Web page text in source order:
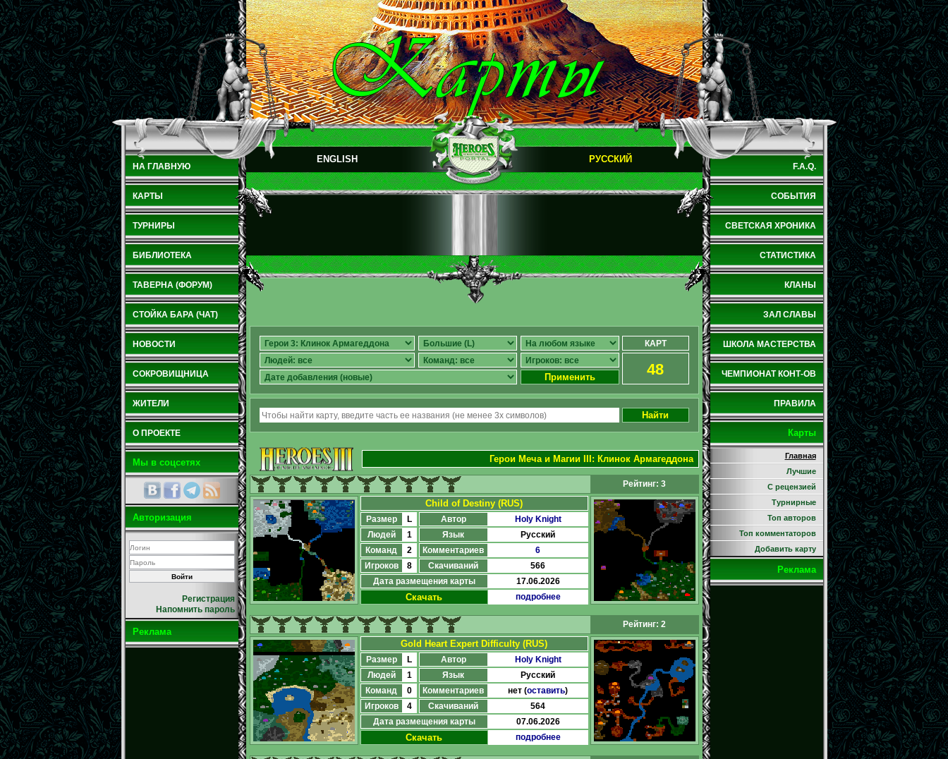
НА ГЛАВНУЮ
КАРТЫ
ТУРНИРЫ
БИБЛИОТЕКА
ТАВЕРНА (ФОРУМ)
СТОЙКА БАРА (ЧАТ)
НОВОСТИ
СОКРОВИЩНИЦА
ЖИТЕЛИ
О ПРОЕКТЕ
Мы в соцсетях
Авторизация
Регистрация
Напомнить пароль
Реклама
ENGLISH РУССКИЙ
Применить
КАРТ
48
Найти
Герои Меча и Магии III : Клинок Армагеддона
Рейтинг: 3
Child of Destiny (RUS)
Размер L Автор
Holy Knight
Людей
1 Язык
Русский
Команд
2 Комментариев
6
Игроков
8 Скачиваний
566
Дата размещения карты
17.06.2026
Скачать подробнее
Рейтинг: 2
Gold Heart Expert Difficulty (RUS)
Размер L Автор
Holy Knight
Людей
1 Язык
Русский
Команд
0 Комментариев нет (оставить)
Игроков
4 Скачиваний
564
Дата размещения карты
07.06.2026
Скачать подробнее
F.A.Q.
СОБЫТИЯ
СВЕТСКАЯ ХРОНИКА
СТАТИСТИКА
КЛАНЫ
ЗАЛ СЛАВЫ
ШКОЛА МАСТЕРСТВА
ЧЕМПИОНАТ КОНТ-ОВ
ПРАВИЛА
Карты
Главная
Лучшие
С рецензией
Турнирные
Топ авторов
Топ комментаторов
Добавить карту
Реклама